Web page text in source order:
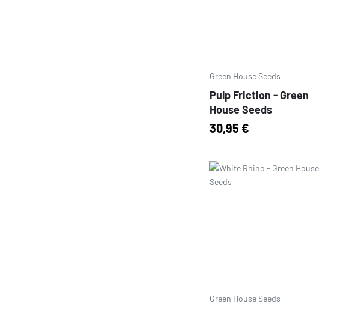
Green House Seeds
Pulp Friction - Green
House Seeds
30,95 €
Prezzo
Green House Seeds